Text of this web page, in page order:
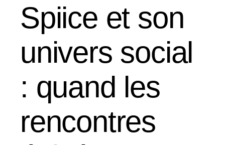
Spiice et son
univers social
: quand les
rencontres